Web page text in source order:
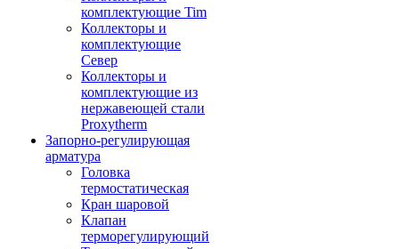
комплектующие Tim
Коллекторы и
комплектующие
Север
Коллекторы и
комплектующие из
нержавеющей стали
Proxytherm
Запорно-регулирующая
арматура
Головка
термостатическая
Кран шаровой
Клапан
терморегулирующий